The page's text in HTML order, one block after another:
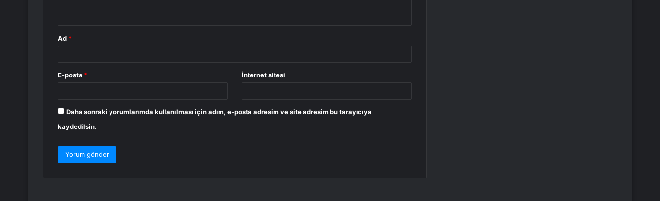
Ad *
E-posta * İnternet sitesi
Daha sonraki yorumlarımda kullanılması için adım, e-posta adresim ve site adresim bu tarayıcıya
kaydedilsin.